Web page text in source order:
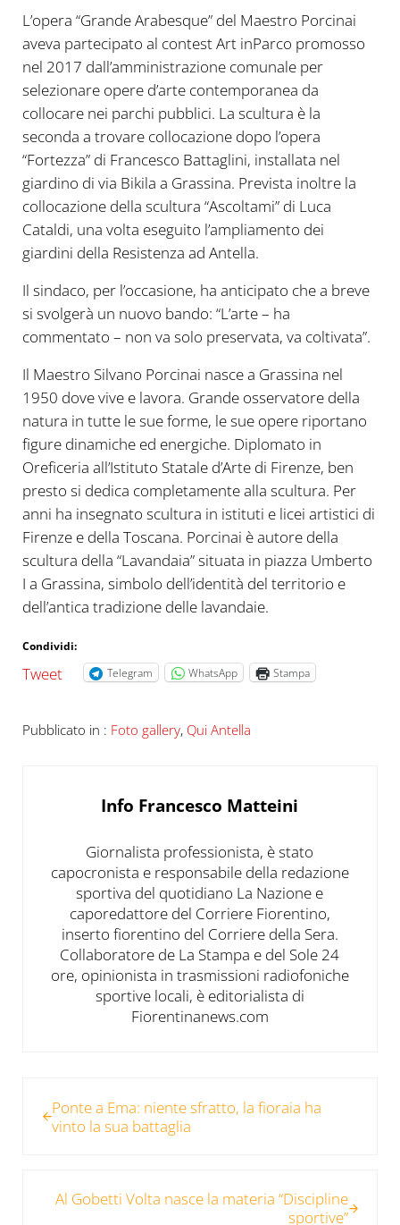
L’opera “Grande Arabesque” del Maestro Porcinai
aveva partecipato al contest Art inParco promosso
nel 2017 dall’amministrazione comunale per
selezionare opere d’arte contemporanea da
collocare nei parchi pubblici. La scultura è la
seconda a trovare collocazione dopo l’opera
“Fortezza” di Francesco Battaglini, installata nel
giardino di via Bikila a Grassina. Prevista inoltre la
collocazione della scultura “Ascoltami” di Luca
Cataldi, una volta eseguito l’ampliamento dei
giardini della Resistenza ad Antella.
Il sindaco, per l’occasione, ha anticipato che a breve
si svolgerà un nuovo bando: “L’arte – ha
commentato – non va solo preservata, va coltivata”.
Il Maestro Silvano Porcinai nasce a Grassina nel
1950 dove vive e lavora. Grande osservatore della
natura in tutte le sue forme, le sue opere riportano
figure dinamiche ed energiche. Diplomato in
Oreficeria all’Istituto Statale d’Arte di Firenze, ben
presto si dedica completamente alla scultura. Per
anni ha insegnato scultura in istituti e licei artistici di
Firenze e della Toscana. Porcinai è autore della
scultura della “Lavandaia” situata in piazza Umberto
I a Grassina, simbolo dell’identità del territorio e
dell’antica tradizione delle lavandaie.
Condividi:
Tweet Telegram WhatsApp Stampa
Pubblicato in : Foto gallery, Qui Antella
Info Francesco Matteini
Giornalista professionista, è stato
capocronista e responsabile della redazione
sportiva del quotidiano La Nazione e
caporedattore del Corriere Fiorentino,
inserto fiorentino del Corriere della Sera.
Collaboratore de La Stampa e del Sole 24
ore, opinionista in trasmissioni radiofoniche
sportive locali, è editorialista di
Fiorentinanews.com
Ponte a Ema: niente sfratto, la fioraia ha
vinto la sua battaglia
Al Gobetti Volta nasce la materia “Discipline
sportive”